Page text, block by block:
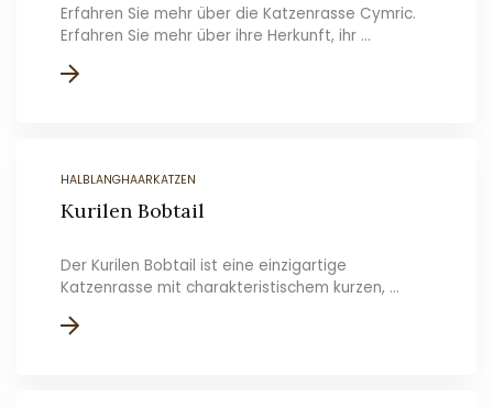
Erfahren Sie mehr über die Katzenrasse Cymric.
Erfahren Sie mehr über ihre Herkunft, ihr ...
HALBLANGHAARKATZEN
Kurilen Bobtail
Der Kurilen Bobtail ist eine einzigartige
Katzenrasse mit charakteristischem kurzen, ...